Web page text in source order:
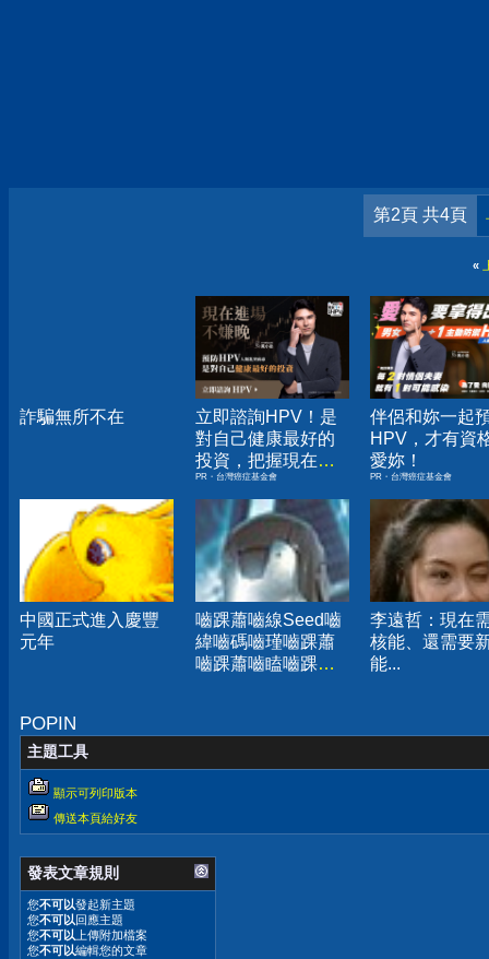
第2頁 共4頁
«
詐騙無所不在
立即諮詢HPV！是
對自己健康最好的
投資，把握現在不
嫌晚！
PR・台灣癌症基金會
伴侶和妳一起
HPV，才有資
愛妳！
PR・台灣癌症基金會
中國正式進入慶豐
元年
嚙踝蕭嚙線Seed嚙
緯嚙碼嚙瑾嚙踝蕭
嚙踝蕭嚙瞌嚙踝蕭
李遠哲：現在
核能、還需要
能...
POPIN
主題工具
顯示可列印版本
傳送本頁給好友
發表文章規則
您不可以發起新主題
您不可以 回應主題
您不可以 上傳附加檔案
您不可以編輯您的文章